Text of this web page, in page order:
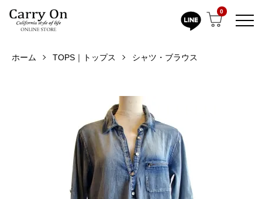
0
ホーム TOPS｜トップス シャツ・ブラウス